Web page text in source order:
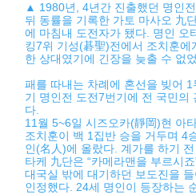
▲ 1980년, 4년간 진출했던 명인
뒤 동률을 기록한 가토 마사오 九
에 마침내 도전자가 됐다. 명인 오
킹7위 기성(碁聖)전에서 조치훈에
한 상대였기에 긴장을 늦출 수 없
패를 따내는 차례에 혼선을 빚어
기 명인전 도전7번기에 전 국민의
다.
11월 5~6일 시즈오카(靜岡)현 아
조치훈이 백 1집반 승을 거두며 4
인(名人)에 올랐다. 계가를 하기
타케 九단은 “카메라맨을 부르시
대국실 밖에 대기하던 보도진을
인정했다. 24세 명인이 등장하는